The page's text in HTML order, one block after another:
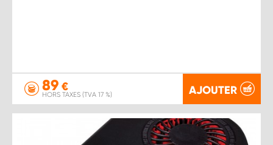
89 €
HORS TAXES (TVA 17 %) AJOUTER